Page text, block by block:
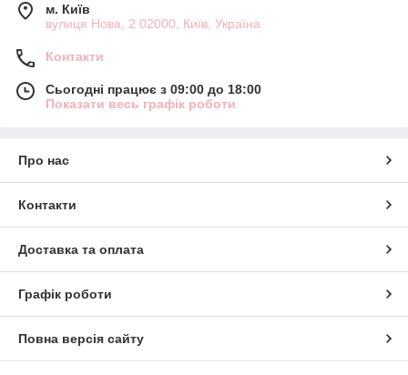
м. Київ
вулиця Нова, 2 02000, Київ, Україна
Контакти
Сьогодні працює з 09:00 до 18:00
Показати весь графік роботи
Про нас
Контакти
Доставка та оплата
Графік роботи
Повна версія сайту